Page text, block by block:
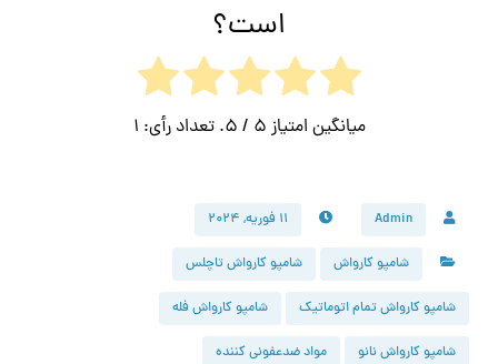
است؟
میانگین امتیاز 5 / 5. تعداد رأی: 1
Admin ۱۱ فوریه, ۲۰۲۴
شامپو کارواش شامپو کارواش تاچلس
شامپو کارواش تمام اتوماتیک شامپو کارواش فله
شامپو کارواش نانو مواد ضدعفونی کننده